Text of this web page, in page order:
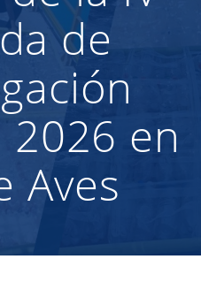
de
en
Aves